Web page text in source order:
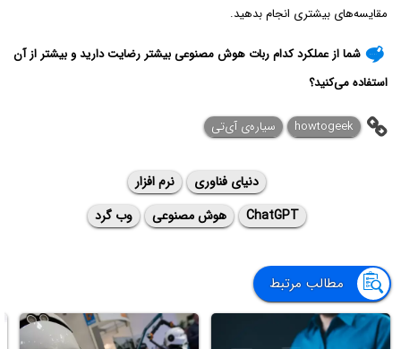
مقایسه‌های بیشتری انجام بدهید.
شما از عملکرد کدام ربات هوش مصنوعی بیشتر رضایت دارید و بیشتر از آن
استفاده می‌کنید؟
howtogeek سیاره‌ی آی‌تی
دنیای فناوری
نرم افزار
ChatGPT
هوش مصنوعی وب گرد
مطالب مرتبط